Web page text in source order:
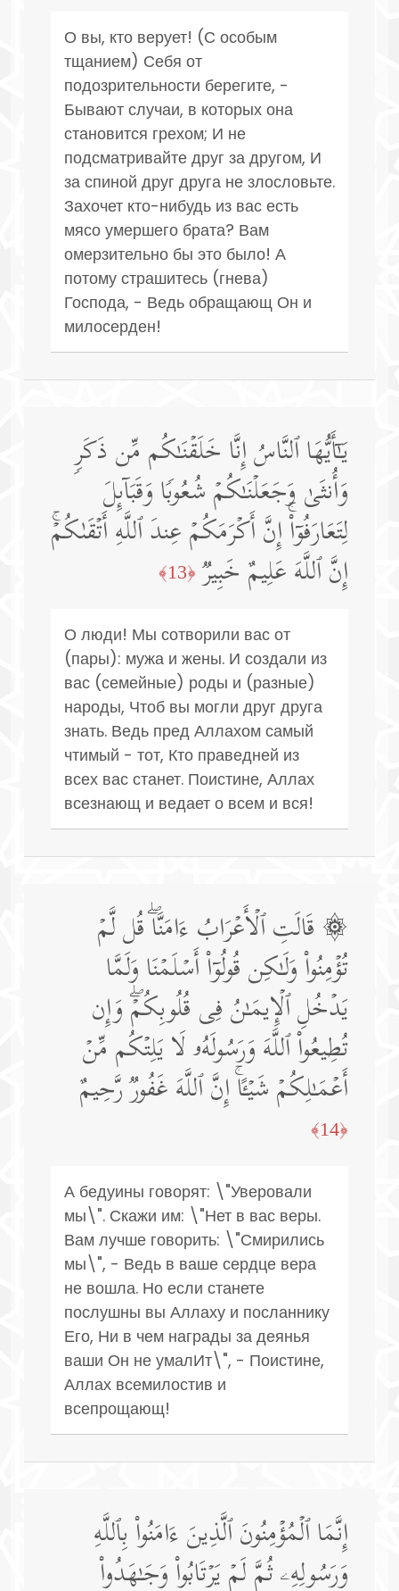
О вы, кто верует! (С особым
тщанием) Себя от
подозрительности берегите, -
Бывают случаи, в которых она
становится грехом; И не
подсматривайте друг за другом, И
за спиной друг друга не злословьте.
Захочет кто-нибудь из вас есть
мясо умершего брата? Вам
омерзительно бы это было! А
потому страшитесь (гнева)
Господа, - Ведь обращающ Он и
милосерден!
یَـٰۤأَیُّهَا ٱلنَّاسُ إِنَّا خَلَقۡنَـٰكُم مِّن ذَكَرࣲ
وَأُنثَىٰ وَجَعَلۡنَـٰكُمۡ شُعُوبࣰا وَقَبَاۤىِٕلَ
لِتَعَارَفُوۤا۟ۚ إِنَّ أَكۡرَمَكُمۡ عِندَ ٱللَّهِ أَتۡقَىٰكُمۡۚ
إِنَّ ٱللَّهَ عَلِیمٌ خَبِیرࣱ ﴿13﴾
О люди! Мы сотворили вас от
(пары): мужа и жены. И создали из
вас (семейные) роды и (разные)
народы, Чтоб вы могли друг друга
знать. Ведь пред Аллахом самый
чтимый - тот, Кто праведней из
всех вас станет. Поистине, Аллах
всезнающ и ведает о всем и вся!
۞ قَالَتِ ٱلۡأَعۡرَابُ ءَامَنَّاۖ قُل لَّمۡ
تُؤۡمِنُوا۟ وَلَـٰكِن قُولُوۤا۟ أَسۡلَمۡنَا وَلَمَّا
یَدۡخُلِ ٱلۡإِیمَـٰنُ فِی قُلُوبِكُمۡۖ وَإِن
تُطِیعُوا۟ ٱللَّهَ وَرَسُولَهُۥ لَا یَلِتۡكُم مِّنۡ
أَعۡمَـٰلِكُمۡ شَیۡـًٔاۚ إِنَّ ٱللَّهَ غَفُورࣱ رَّحِیمٌ
﴿14﴾
А бедуины говорят: \"Уверовали
мы\". Скажи им: \"Нет в вас веры.
Вам лучше говорить: \"Смирились
мы\", - Ведь в ваше сердце вера
не вошла. Но если станете
послушны вы Аллаху и посланнику
Его, Ни в чем награды за деянья
ваши Он не умалИт\", - Поистине,
Аллах всемилостив и
всепрощающ!
إِنَّمَا ٱلۡمُؤۡمِنُونَ ٱلَّذِینَ ءَامَنُوا۟ بِٱللَّهِ
وَرَسُولِهِۦ ثُمَّ لَمۡ یَرۡتَابُوا۟ وَجَـٰهَدُوا۟